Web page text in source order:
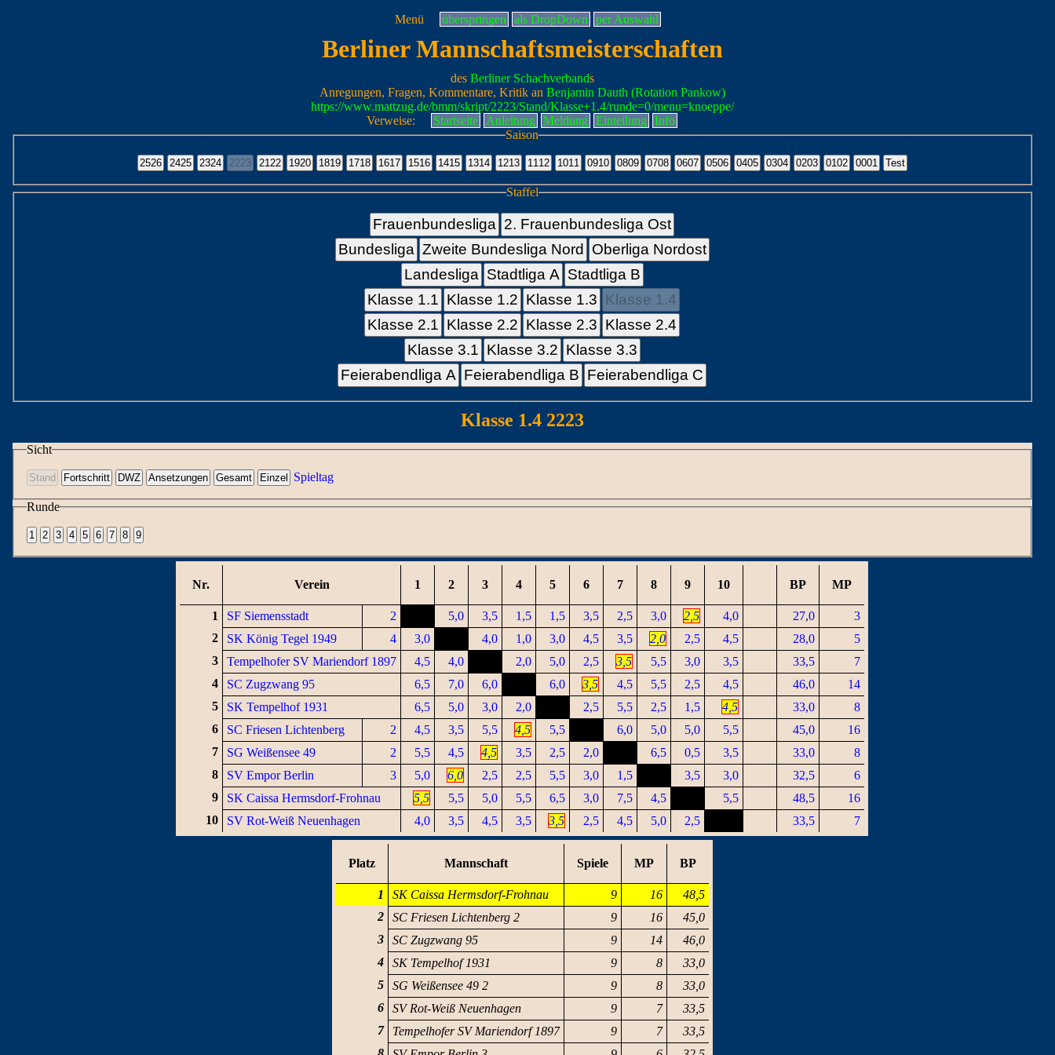
Menü überspringen als DropDown per Auswahl
Berliner Mannschaftsmeisterschaften
des Berliner Schachverbands
Anregungen, Fragen, Kommentare, Kritik an Benjamin Dauth (Rotation Pankow)
https://www.mattzug.de/bmm/skript/2223/Stand/Klasse+1.4/runde=0/menu=knoeppe/
Verweise:
Startseite Anleitung Meldung Einteilung
Info
Saison
Staffel
Frauenbundesliga 2. Frauenbundesliga Ost
Bundesliga Zweite Bundesliga Nord
Oberliga Nordost
Landesliga Stadtliga A Stadtliga B
Klasse 1.1 Klasse 1.2 Klasse 1.3
Klasse 1.4
Klasse 2.1 Klasse 2.2 Klasse 2.3 Klasse 2.4
Klasse 3.1 Klasse 3.2 Klasse 3.3
Feierabendliga A Feierabendliga B Feierabendliga C
Klasse 1.4 2223
Sicht
Spieltag
Runde
Nr. Verein 1 2 3 4 5 6 7 8 9 10 BP MP
1 SF Siemensstadt 2 5,0 3,5 1,5 1,5 3,5 2,5 3,0 2,5 4,0 27,0
3
2
SK König Tegel 1949 4 3,0 4,0 1,0 3,0 4,5 3,5 2,0 2,5 4,5 28,0
5
3
Tempelhofer SV Mariendorf 1897 4,5 4,0 2,0 5,0 2,5 3,5 5,5 3,0 3,5 33,5
7
4
SC Zugzwang 95 6,5 7,0 6,0 6,0 3,5 4,5 5,5 2,5 4,5 46,0
14
5
SK Tempelhof 1931 6,5 5,0 3,0 2,0 2,5 5,5 2,5 1,5 4,5 33,0
8
6
SC Friesen Lichtenberg 2 4,5 3,5 5,5 4,5 5,5 6,0 5,0 5,0 5,5 45,0
16
7
SG Weißensee 49 2 5,5 4,5 4,5 3,5 2,5 2,0 6,5 0,5 3,5 33,0
8
8
SV Empor Berlin 3 5,0 6,0 2,5 2,5 5,5 3,0 1,5 3,5 3,0 32,5
6
9
SK Caissa Hermsdorf-Frohnau 5,5 5,5 5,0 5,5 6,5 3,0 7,5 4,5 5,5 48,5
16
10
SV Rot-Weiß Neuenhagen 4,0 3,5 4,5 3,5 3,5 2,5 4,5 5,0 2,5 33,5 7
Platz Mannschaft Spiele MP BP
1 SK Caissa Hermsdorf-Frohnau 9 16
48,5
2
SC Friesen Lichtenberg 2 9 16
45,0
3
SC Zugzwang 95 9 14
46,0
4
SK Tempelhof 1931 9 8
33,0
5
SG Weißensee 49 2 9 8
33,0
6
SV Rot-Weiß Neuenhagen 9 7
33,5
7
Tempelhofer SV Mariendorf 1897 9 7
33,5